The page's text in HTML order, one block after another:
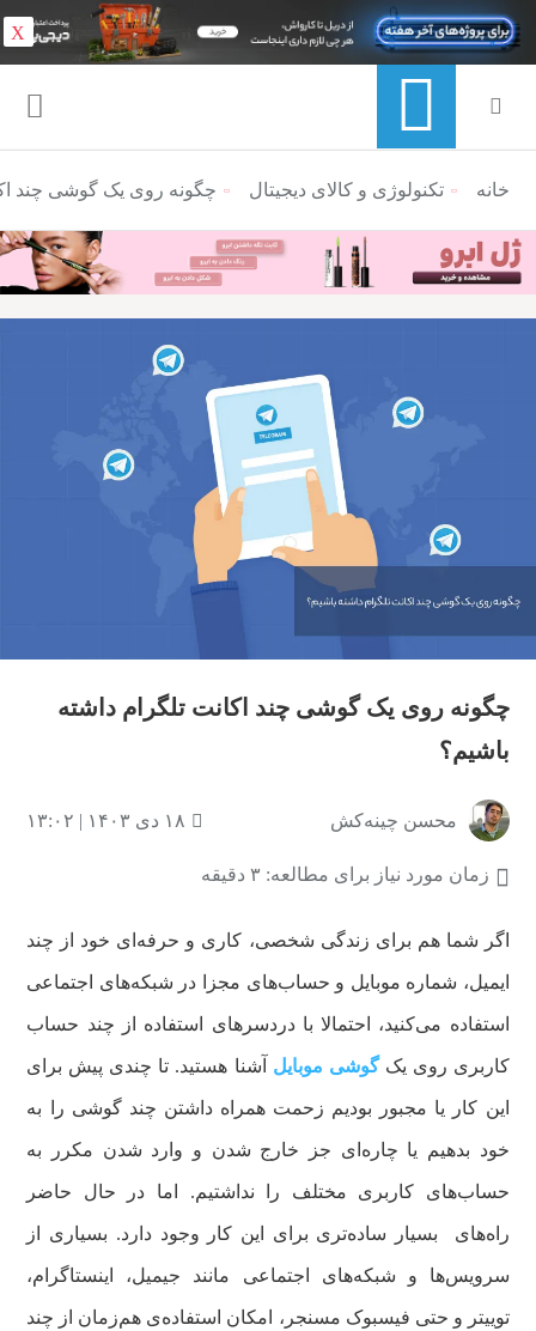
منوی ناوبری خرده نان
خانه تکنولوژی و کالای دیجیتال چگونه روی یک گوشی چند
چگونه روی یک گوشی چند اکانت تلگرام داشته
باشیم؟
محسن چینه‌کش ۱۸ دی ۱۴۰۳ | ۱۳:۰۲
زمان مورد نیاز برای مطالعه: ۳ دقیقه
اگر شما هم برای زندگی شخصی، کاری و حرفه‌ای خود از چند
ایمیل، شماره موبایل و حساب‌های مجزا در شبکه‌های اجتماعی
استفاده می‌کنید، احتمالا با دردسرهای استفاده از چند حساب
کاربری روی یکگوشی موبایل آشنا هستید. تا چندی پیش برای
این کار یا مجبور بودیم زحمت همراه داشتن چند گوشی را به
خود بدهیم یا چاره‌ای جز خارج شدن و وارد شدن مکرر به
حساب‌های کاربری مختلف را نداشتیم. اما در حال حاضر
راه‌های بسیار ساده‌تری برای این کار وجود دارد. بسیاری از
سرویس‌ها و شبکه‌های اجتماعی مانند جیمیل، اینستاگرام،
توییتر و حتی فیسبوک مسنجر، امکان استفاده‌ی هم‌زمان از چند
X